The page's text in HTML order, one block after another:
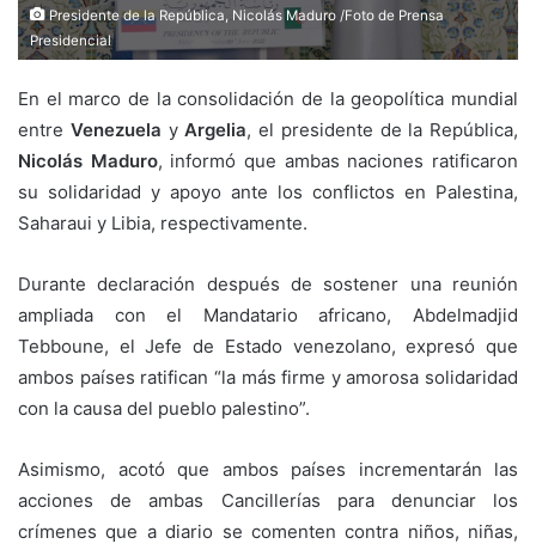
Presidente de la República, Nicolás Maduro /Foto de Prensa
Presidencial
En el marco de la consolidación de la geopolítica mundial
entre Venezuela yArgelia, el presidente de la República,
Nicolás Maduro, informó que ambas naciones ratificaron
su solidaridad y apoyo ante los conflictos en Palestina,
Saharaui y Libia, respectivamente.
Durante declaración después de sostener una reunión
ampliada con el Mandatario africano, Abdelmadjid
Tebboune, el Jefe de Estado venezolano, expresó que
ambos países ratifican “la más firme y amorosa solidaridad
con la causa del pueblo palestino”.
Asimismo, acotó que ambos países incrementarán las
acciones de ambas Cancillerías para denunciar los
crímenes que a diario se comenten contra niños, niñas,